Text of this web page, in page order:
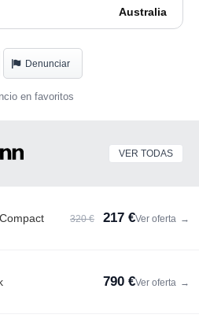
Australia
Denunciar
en favoritos
VER TODAS
320 € 217 €Ver oferta →
790 €Ver oferta →